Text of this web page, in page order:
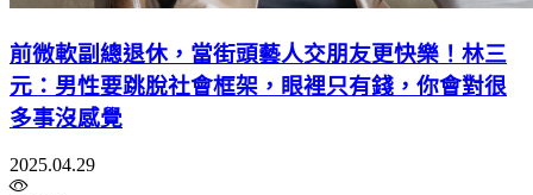
前微軟副總退休，當街頭藝人交朋友更快樂！林三
元：男性要跳脫社會框架，眼裡只有錢，你會對很
多事沒感覺
2025.04.29